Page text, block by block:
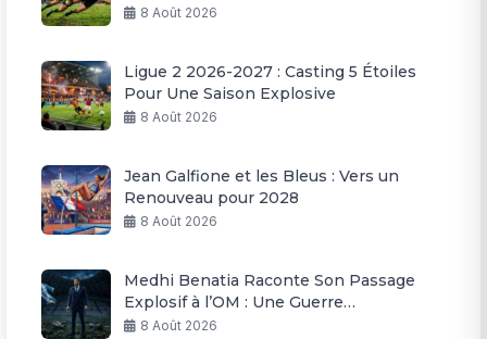
8 Août 2026
Ligue 2 2026-2027 : Casting 5 Étoiles
Pour Une Saison Explosive
8 Août 2026
Jean Galfione et les Bleus : Vers un
Renouveau pour 2028
8 Août 2026
Medhi Benatia Raconte Son Passage
Explosif à l’OM : Une Guerre
Permanente
8 Août 2026